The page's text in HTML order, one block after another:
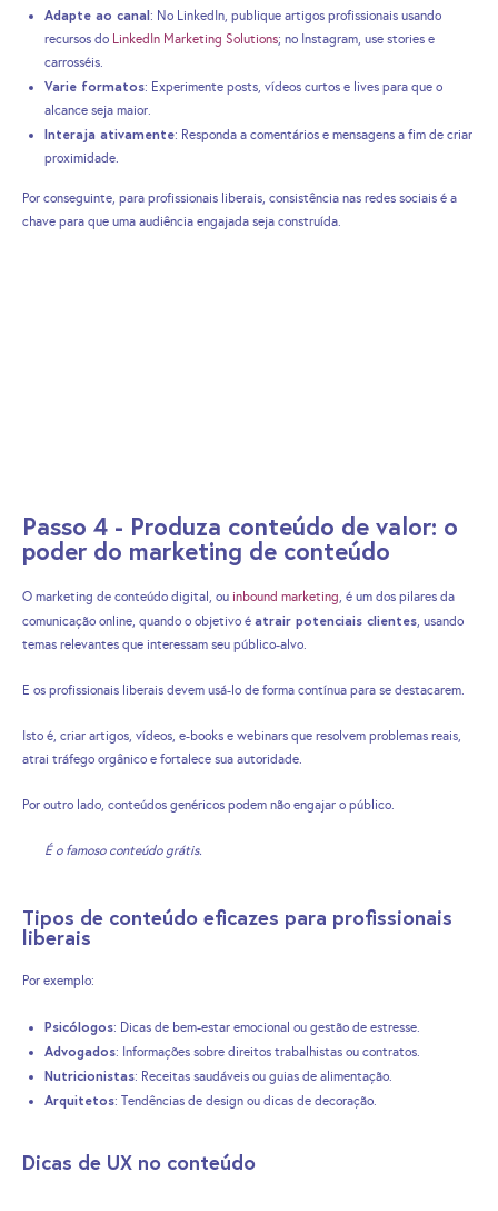
Adapte ao canal: No LinkedIn, publique artigos profissionais usando
recursos do LinkedIn Marketing Solutions; no Instagram, use stories e
carrosséis.
Varie formatos: Experimente posts, vídeos curtos e lives para que o
alcance seja maior.
Interaja ativamente: Responda a comentários e mensagens a fim de criar
proximidade.
Por conseguinte, para profissionais liberais, consistência nas redes sociais é a
chave para que uma audiência engajada seja construída.
Passo 4 - Produza conteúdo de valor: o
poder do marketing de conteúdo
O marketing de conteúdo digital, ou inbound marketing, é um dos pilares da
comunicação online, quando o objetivo é atrair potenciais clientes, usando
temas relevantes que interessam seu público-alvo.
E os profissionais liberais devem usá-lo de forma contínua para se destacarem.
Isto é, criar artigos, vídeos, e-books e webinars que resolvem problemas reais,
atrai tráfego orgânico e fortalece sua autoridade.
Por outro lado, conteúdos genéricos podem não engajar o público.
É o famoso conteúdo grátis.
Tipos de conteúdo eficazes para profissionais
liberais
Por exemplo:
Psicólogos: Dicas de bem-estar emocional ou gestão de estresse.
Advogados: Informações sobre direitos trabalhistas ou contratos.
Nutricionistas: Receitas saudáveis ou guias de alimentação.
Arquitetos: Tendências de design ou dicas de decoração.
Dicas de UX no conteúdo